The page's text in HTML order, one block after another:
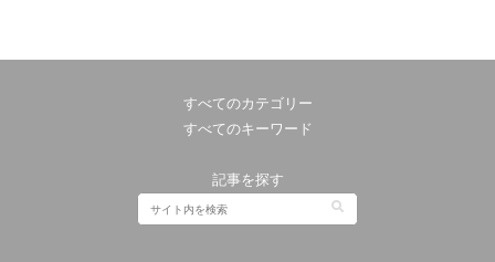
すべてのカテゴリー
すべてのキーワード
記事を探す